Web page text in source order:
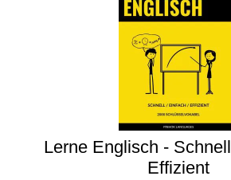
Lerne Englisch -
Effizient